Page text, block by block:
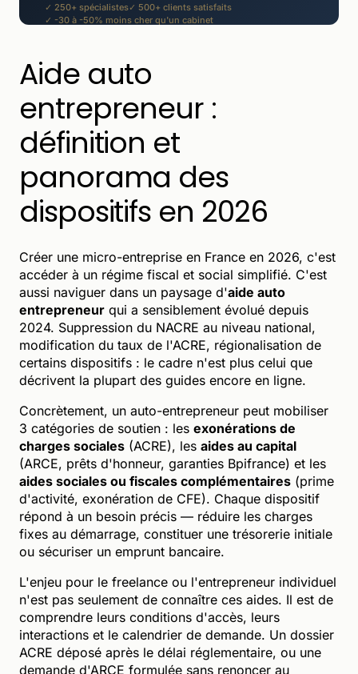
✓ 250+ spécialistes✓ 500+ clients satisfaits
✓ -30 à -50% moins cher qu'un cabinet
Aide auto
entrepreneur :
définition et
panorama des
dispositifs en 2026
Créer une micro-entreprise en France en 2026, c'est
accéder à un régime fiscal et social simplifié. C'est
aussi naviguer dans un paysage d'aide auto
entrepreneur qui a sensiblement évolué depuis
2024. Suppression du NACRE au niveau national,
modification du taux de l'ACRE, régionalisation de
certains dispositifs : le cadre n'est plus celui que
décrivent la plupart des guides encore en ligne.
Concrètement, un auto-entrepreneur peut mobiliser
3 catégories de soutien : les exonérations de
charges sociales (ACRE), les aides au capital
(ARCE, prêts d'honneur, garanties Bpifrance) et les
aides sociales ou fiscales complémentaires (prime
d'activité, exonération de CFE). Chaque dispositif
répond à un besoin précis — réduire les charges
fixes au démarrage, constituer une trésorerie initiale
ou sécuriser un emprunt bancaire.
L'enjeu pour le freelance ou l'entrepreneur individuel
n'est pas seulement de connaître ces aides. Il est de
comprendre leurs conditions d'accès, leurs
interactions et le calendrier de demande. Un dossier
ACRE déposé après le délai réglementaire, ou une
demande d'ARCE formulée sans renoncer au